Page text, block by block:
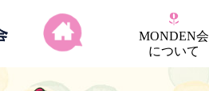
MONDEN会
について